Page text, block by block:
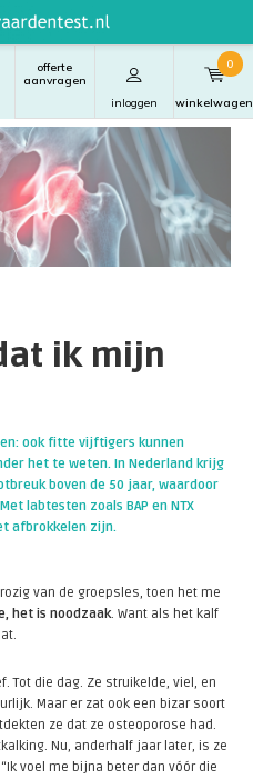
offerte
aanvragen
inloggen
winkelwagen
0
ik mijn
ook fitte vijftigers kunnen
het te weten. In Nederland krijg
boven de 50 jaar, waardoor
labtesten zoals BAP en NTX
afbrokkelen zijn.
van de groepsles, toen het me
het is noodzaak. Want als het kalf
Tot die dag. Ze struikelde, viel, en
Maar er zat ook een bizar soort
ze dat ze osteoporose had.
Nu, anderhalf jaar later, is ze
voel me bijna beter dan vóór die